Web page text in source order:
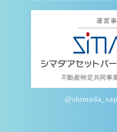
不動産特定共同事